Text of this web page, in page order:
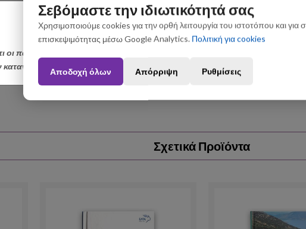
οι παραγγελίες που θα πραγματοποιηθούν από 3 έως 31 Αυγούστου
κατανόηση.
Σχετικά Προϊόντα
Σεβόμαστε την ιδιωτικότητά σας
Χρησιμοποιούμε cookies για την ορθή λειτουργία του ιστοτόπου και για
επισκεψιμότητας μέσω Google Analytics. Πολιτική για cookies
Αποδοχή όλων Απόρριψη Ρυθμίσεις